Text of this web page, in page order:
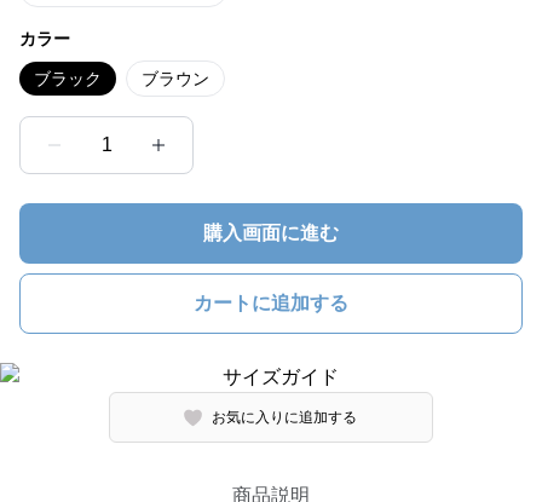
カラー
ブラック ブラウン
1
購入画面に進む
カートに追加する
お気に入りに追加する
商品説明